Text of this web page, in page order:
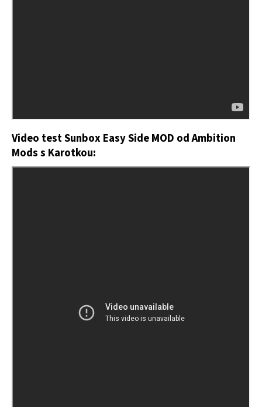
Video test Sunbox Easy Side MOD od Ambition
Mods s Karotkou: